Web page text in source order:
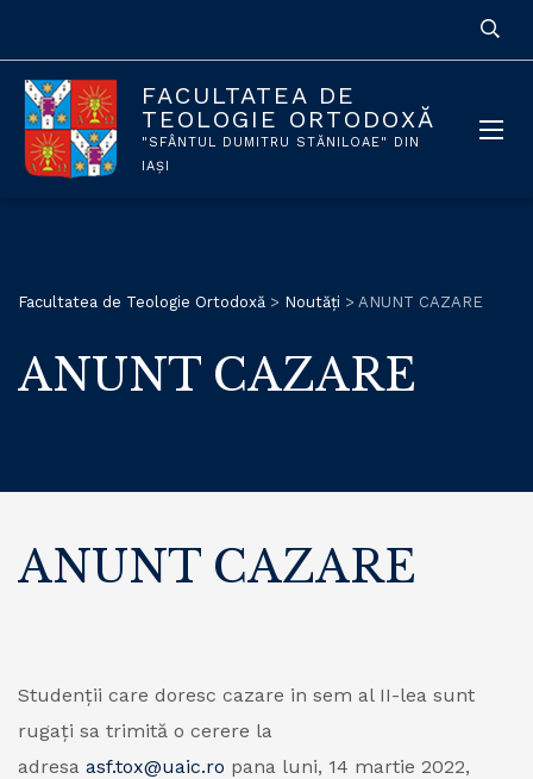
FACULTATEA DE
TEOLOGIE ORTODOXĂ
"SFÂNTUL DUMITRU STĂNILOAE" DIN
IAȘI
Facultatea de Teologie Ortodoxă > Noutăți > ANUNT CAZARE
ANUNT CAZARE
ANUNT CAZARE
Studenții care doresc cazare in sem al II-lea sunt
rugați sa trimită o cerere la
adresa asf.tox@uaic.ro pana luni, 14 martie 2022,